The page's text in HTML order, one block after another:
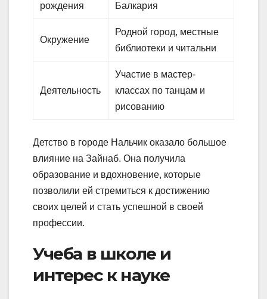
рождения
Балкария
Окружение
Родной город, местные
библиотеки и читальни
Деятельность
Участие в мастер-
классах по танцам и
рисованию
Детство в городе Нальчик оказало большое
влияние на Зайнаб. Она получила
образование и вдохновение, которые
позволили ей стремиться к достижению
своих целей и стать успешной в своей
профессии.
Учеба в школе и
интерес к науке